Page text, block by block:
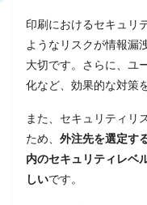
印刷におけるセキュリ
ようなリスクが情報漏
大切です。さらに、ユ
化など、効果的な対策
また、セキュリティリ
ため、 外注先を選定す
内のセキュリティレベ
しいです。